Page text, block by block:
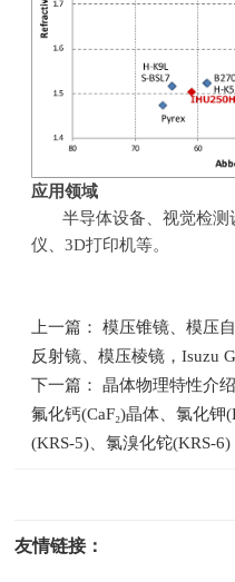
应用领域
半导体设备、视觉检
仪、3D打印机等。
上一篇： 模压锥镜、模压
反射镜、模压棱镜，Isuzu
下一篇： 晶体物理特性介
氟化钙(CaF₂)晶体、氯化
(KRS-5)、氯溴化铊(KRS-6)
友情链接：